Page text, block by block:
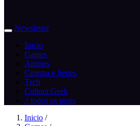
Newsletter
Inicio
Games
Animes
Cinema e Series
Tech
Cultura Geek
// todos os posts
Inicio /